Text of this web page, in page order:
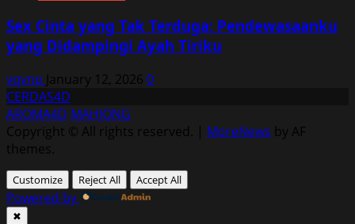
Sex Cinta yang Tak Terduga: Pendewasaanku
yang Didampingi Ayah Tiriku
vqvnp January 12, 2026 0
CERDAS4D
AROMA4D MAHJONG
Copyright © All rights reserved. | MoreNews by AF
themes.
Customize Reject All Accept All
Powered by
✖